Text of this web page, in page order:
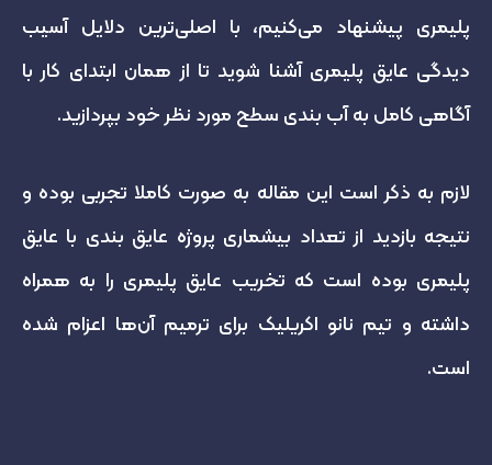
پلیمری پیشنهاد می‌کنیم، با اصلی‌ترین دلایل آسیب
دیدگی عایق پلیمری آشنا شوید تا از همان ابتدای کار با
آگاهی کامل به آب بندی سطح مورد نظر خود بپردازید.
لازم به ذکر است این مقاله به صورت کاملا تجربی بوده و
نتیجه بازدید از تعداد بیشماری پروژه عایق بندی با عایق
پلیمری بوده است که تخریب عایق پلیمری را به همراه
داشته و تیم نانو اکریلیک برای ترمیم آن‌ها اعزام شده
است.